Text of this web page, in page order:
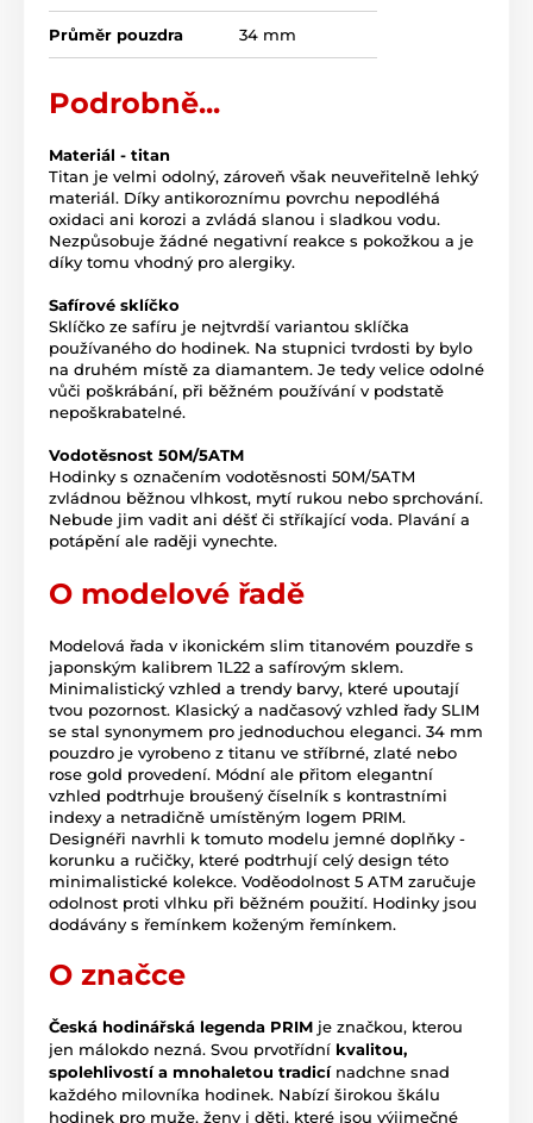
Průměr pouzdra 34 mm
Podrobně...
Materiál - titan
Titan je velmi odolný, zároveň však neuveřitelně lehký
materiál. Díky antikoroznímu povrchu nepodléhá
oxidaci ani korozi a zvládá slanou i sladkou vodu.
Nezpůsobuje žádné negativní reakce s pokožkou a je
díky tomu vhodný pro alergiky.
Safírové sklíčko
Sklíčko ze safíru je nejtvrdší variantou sklíčka
používaného do hodinek. Na stupnici tvrdosti by bylo
na druhém místě za diamantem. Je tedy velice odolné
vůči poškrábání, při běžném používání v podstatě
nepoškrabatelné.
Vodotěsnost 50M/5ATM
Hodinky s označením vodotěsnosti 50M/5ATM
zvládnou běžnou vlhkost, mytí rukou nebo sprchování.
Nebude jim vadit ani déšť či stříkající voda. Plavání a
potápění ale raději vynechte.
O modelové řadě
Modelová řada v ikonickém slim titanovém pouzdře s
japonským kalibrem 1L22 a safírovým sklem.
Minimalistický vzhled a trendy barvy, které upoutají
tvou pozornost. Klasický a nadčasový vzhled řady SLIM
se stal synonymem pro jednoduchou eleganci. 34 mm
pouzdro je vyrobeno z titanu ve stříbrné, zlaté nebo
rose gold provedení. Módní ale přitom elegantní
vzhled podtrhuje broušený číselník s kontrastními
indexy a netradičně umístěným logem PRIM.
Designéři navrhli k tomuto modelu jemné doplňky -
korunku a ručičky, které podtrhují celý design této
minimalistické kolekce. Voděodolnost 5 ATM zaručuje
odolnost proti vlhku při běžném použití. Hodinky jsou
dodávány s řemínkem koženým řemínkem.
O značce
Česká hodinářská legenda PRIM je značkou, kterou
jen málokdo nezná. Svou prvotřídní kvalitou,
spolehlivostí a mnohaletou tradicínadchne snad
každého milovníka hodinek. Nabízí širokou škálu
hodinek pro muže, ženy i děti, které jsou výjimečné